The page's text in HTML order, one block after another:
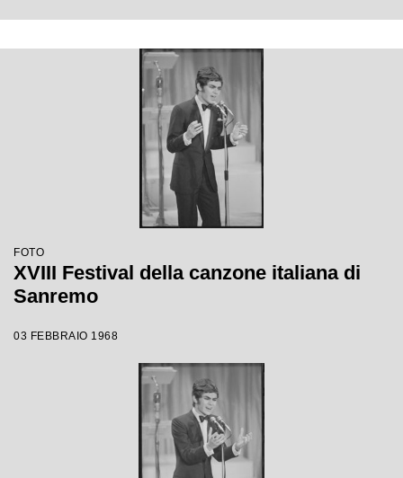
FOTO
XVIII Festival della canzone italiana di
Sanremo
03 FEBBRAIO 1968